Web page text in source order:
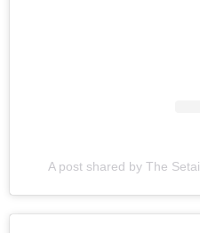
A post shared by The